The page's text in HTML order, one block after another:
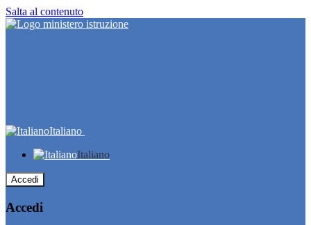
Salta al contenuto
Italiano
Italiano
Accedi
Accedi